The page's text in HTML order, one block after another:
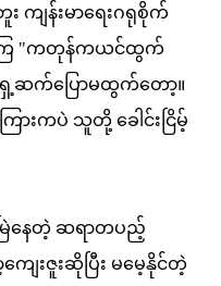
ကျန်းမာရေးဂရုစိုက်
ေကြ "ကတုန်ကယင်ထွက်
ဆက်ပြောမထွက်တော့။
းကပဲ သူတို့ ခေါင်းငြိမ့်
မြဲနေတဲ့ ဆရာတပည့်
ေးဇူးဆိုပြီး မမေ့နိုင်တဲ့